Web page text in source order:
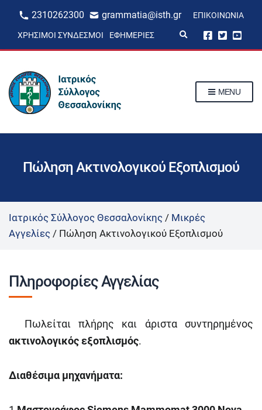
2310262300 grammatia@isth.gr ΕΠΙΚΟΙΝΩΝΊΑ
ΧΡΉΣΙΜΟΙ ΣΎΝΔΕΣΜΟΙ ΕΦΗΜΕΡΊΕΣ
p
m
MENU
Πώληση Ακτινολογικού Εξοπλισμού
Ιατρικός Σύλλογος Θεσσαλονίκης / Μικρές
Αγγελίες / Πώληση Ακτινολογικού Εξοπλισμού
Πληροφορίες Αγγελίας
Πωλείται πλήρης και άριστα συντηρημένος
ακτινολογικός εξοπλισμός.
Διαθέσιμα μηχανήματα: